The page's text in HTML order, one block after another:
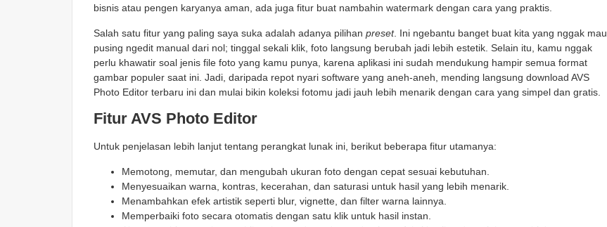
bisnis atau pengen karyanya aman, ada juga fitur buat nambahin watermark dengan cara yang praktis.
Salah satu fitur yang paling saya suka adalah adanya pilihan preset. Ini ngebantu banget buat kita yang nggak mau
pusing ngedit manual dari nol; tinggal sekali klik, foto langsung berubah jadi lebih estetik. Selain itu, kamu nggak
perlu khawatir soal jenis file foto yang kamu punya, karena aplikasi ini sudah mendukung hampir semua format
gambar populer saat ini. Jadi, daripada repot nyari software yang aneh-aneh, mending langsung download AVS
Photo Editor terbaru ini dan mulai bikin koleksi fotomu jadi jauh lebih menarik dengan cara yang simpel dan gratis.
Fitur AVS Photo Editor
Untuk penjelasan lebih lanjut tentang perangkat lunak ini, berikut beberapa fitur utamanya:
Memotong, memutar, dan mengubah ukuran foto dengan cepat sesuai kebutuhan.
Menyesuaikan warna, kontras, kecerahan, dan saturasi untuk hasil yang lebih menarik.
Menambahkan efek artistik seperti blur, vignette, dan filter warna lainnya.
Memperbaiki foto secara otomatis dengan satu klik untuk hasil instan.